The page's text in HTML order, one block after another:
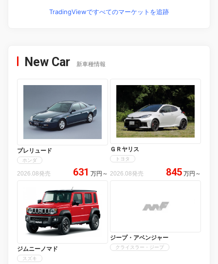
TradingViewですべてのマーケットを追跡
New Car 新車種情報
プレリュード
ホンダ
2026.08発売 631 万円 ～
ＧＲヤリス
トヨタ
2026.08発売 845 万円 ～
ジムニーノマド
スズキ
ジープ・アベンジャー
クライスラー・ジープ